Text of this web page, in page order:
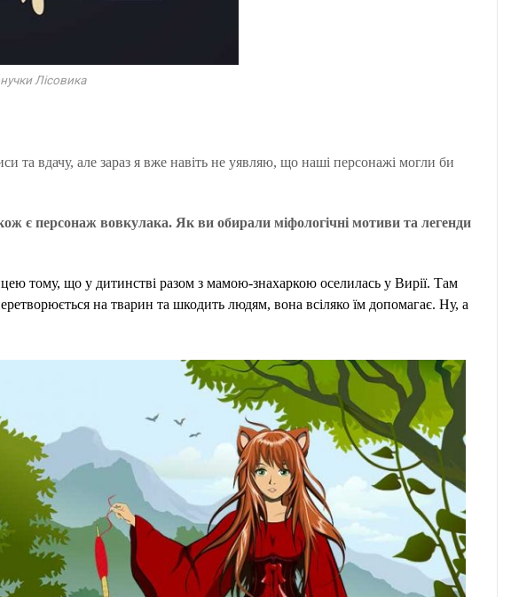
та вдачу, але зараз я вже навіть не уявляю, що наші персонажі могли би
є персонаж вовкулака. Як ви обирали міфологічні мотиви та легенди
тому, що у дитинстві разом з мамою-знахаркою оселилась у Вирії. Там
на тварин та шкодить людям, вона всіляко їм допомагає. Ну, а